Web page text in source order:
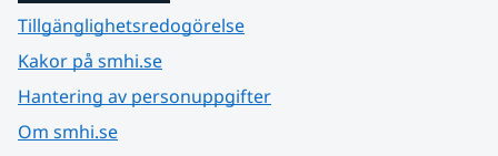
Tillgänglighetsredogörelse
Kakor på smhi.se
Hantering av personuppgifter
Om smhi.se